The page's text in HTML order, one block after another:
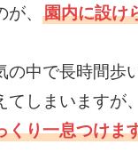
が、園内に設け
の中で長時間歩
てしまいますが
くり一息つけま